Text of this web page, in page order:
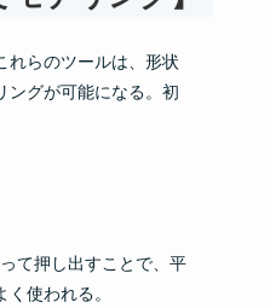
れらのツールは、形状
ングが可能になる。初
て押し出すことで、平
使われる。